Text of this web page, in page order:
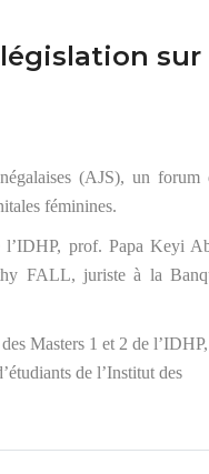
sur
(AJS), un forum
féminines.
l’IDHP, prof. Papa Keyi
FALL, juriste à la
Masters 1 et 2 de l’IDHP,
de l’Institut des